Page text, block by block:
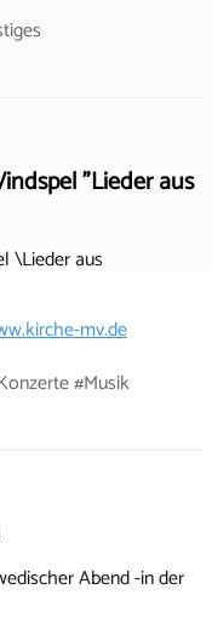
"Lieder aus
\Lieder aus
mv.de
#Musik
Abend -in der